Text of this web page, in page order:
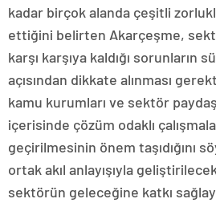
kadar birçok alanda çeşitli
ettiğini belirten Akarçeşme,
karşı karşıya kaldığı sorunların
açısından dikkate alınması
kamu kurumları ve sektör
içerisinde çözüm odaklı
geçirilmesinin önem taşıdığını
ortak akıl anlayışıyla
sektörün geleceğine katkı